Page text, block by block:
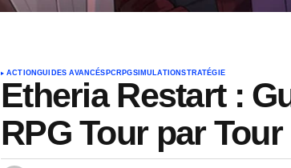
ACTIONGUIDES AVANCÉS PC RPGSIMULATIONSTRATÉGIE
Etheria Restart :
RPG Tour par Tour